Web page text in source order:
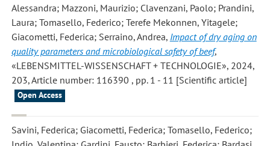
Alessandra; Mazzoni, Maurizio; Clavenzani, Paolo; Prandini,
Laura; Tomasello, Federico; Terefe Mekonnen, Yitagele;
Giacometti, Federica; Serraino, Andrea, Impact of dry aging on
quality parameters and microbiological safety of beef,
«LEBENSMITTEL-WISSENSCHAFT + TECHNOLOGIE», 2024,
203, Article number: 116390 , pp. 1 - 11 [Scientific article]
Open Access
Savini, Federica; Giacometti, Federica; Tomasello, Federico;